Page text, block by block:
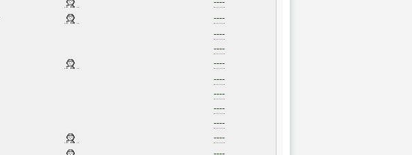
----
----
----
----
----
----
----
----
----
----